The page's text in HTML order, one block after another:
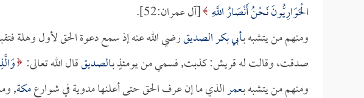
الْحَوَارِيُّونَ نَحْنُ أَنْصَارُ اللَّهِ [آل عمران:52].
ومنهم من يتشبه بـأبي بكر الصديقرضي الله عنه إذ سمع دعوة الحق لأول وهلة
صدقت، وقالت له قريش: كذبت, فسمي من يومئذٍ بـالصديققال الله تعالى:
ومنهم من يتشبه بـعمرالذي ما إن عرف الحق حتى أعلنها مدوية في شوارعمكة,